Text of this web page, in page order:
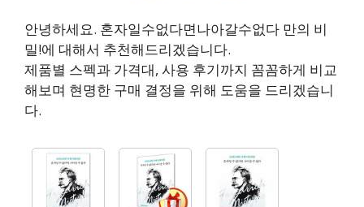
안녕하세요. 혼자일수없다면나아갈수없다 만의 비
밀!에 대해서 추천해드리겠습니다.
제품별 스펙과 가격대, 사용 후기까지 꼼꼼하게 비교
해보며 현명한 구매 결정을 위해 도움을 드리겠습니
다.